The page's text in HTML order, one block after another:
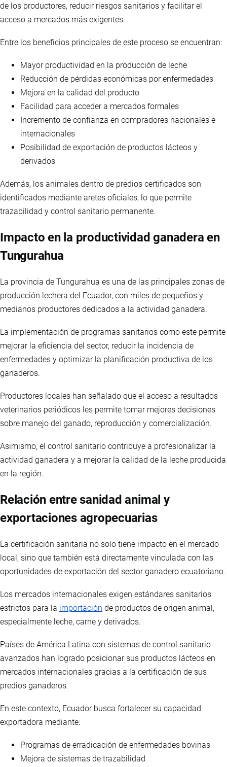
de los productores, reducir riesgos sanitarios y facilitar el
acceso a mercados más exigentes.
Entre los beneficios principales de este proceso se encuentran:
Mayor productividad en la producción de leche
Reducción de pérdidas económicas por enfermedades
Mejora en la calidad del producto
Facilidad para acceder a mercados formales
Incremento de confianza en compradores nacionales e
internacionales
Posibilidad de exportación de productos lácteos y
derivados
Además, los animales dentro de predios certificados son
identificados mediante aretes oficiales, lo que permite
trazabilidad y control sanitario permanente.
Impacto en la productividad ganadera en
Tungurahua
La provincia de Tungurahua es una de las principales zonas de
producción lechera del Ecuador, con miles de pequeños y
medianos productores dedicados a la actividad ganadera.
La implementación de programas sanitarios como este permite
mejorar la eficiencia del sector, reducir la incidencia de
enfermedades y optimizar la planificación productiva de los
ganaderos.
Productores locales han señalado que el acceso a resultados
veterinarios periódicos les permite tomar mejores decisiones
sobre manejo del ganado, reproducción y comercialización.
Asimismo, el control sanitario contribuye a profesionalizar la
actividad ganadera y a mejorar la calidad de la leche producida
en la región.
Relación entre sanidad animal y
exportaciones agropecuarias
La certificación sanitaria no solo tiene impacto en el mercado
local, sino que también está directamente vinculada con las
oportunidades de exportación del sector ganadero ecuatoriano.
Los mercados internacionales exigen estándares sanitarios
estrictos para la importación de productos de origen animal,
especialmente leche, carne y derivados.
Países de América Latina con sistemas de control sanitario
avanzados han logrado posicionar sus productos lácteos en
mercados internacionales gracias a la certificación de sus
predios ganaderos.
En este contexto, Ecuador busca fortalecer su capacidad
exportadora mediante:
Programas de erradicación de enfermedades bovinas
Mejora de sistemas de trazabilidad